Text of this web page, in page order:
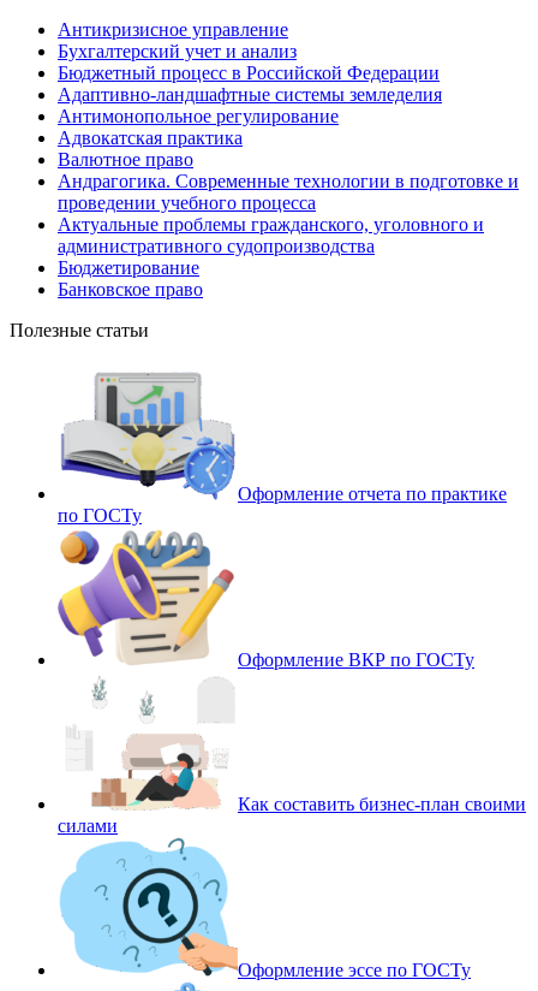
Антикризисное управление
Бухгалтерский учет и анализ
Бюджетный процесс в Российской Федерации
Адаптивно-ландшафтные системы земледелия
Антимонопольное регулирование
Адвокатская практика
Валютное право
Андрагогика. Современные технологии в подготовке и
проведении учебного процесса
Актуальные проблемы гражданского, уголовного и
административного судопроизводства
Бюджетирование
Банковское право
Полезные статьи
Оформление отчета по практике
по ГОСТу
Оформление ВКР по ГОСТу
Как составить бизнес-план своими
силами
Оформление эссе по ГОСТу